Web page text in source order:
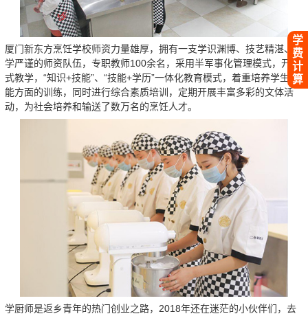
学
费
计
算
厦门新东方烹饪学校师资力量雄厚，拥有一支学识渊博、技艺精湛、治
学严谨的师资队伍，专职教师100余名，采用半军事化管理模式，开放
式教学，“知识+技能”、“技能+学历”一体化教育模式，着重培养学生技
能方面的训练，同时进行综合素质培训，定期开展丰富多彩的文体活
动，为社会培养和输送了数万名的烹饪人才。
学厨师是返乡青年的热门创业之路，2018年还在迷茫的小伙伴们，去